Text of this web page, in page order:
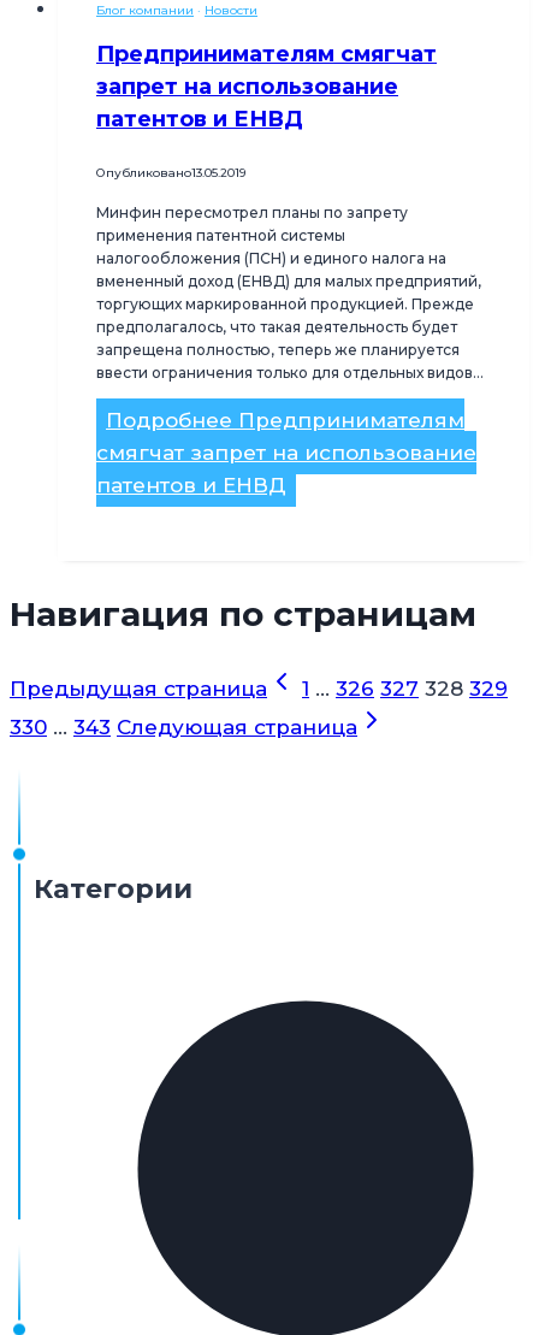
Блог компании · Новости
Предпринимателям смягчат
запрет на использование
патентов и ЕНВД
Опубликовано13.05.2019
Минфин пересмотрел планы по запрету
применения патентной системы
налогообложения (ПСН) и единого налога на
вмененный доход (ЕНВД) для малых предприятий,
торгующих маркированной продукцией. Прежде
предполагалось, что такая деятельность будет
запрещена полностью, теперь же планируется
ввести ограничения только для отдельных видов…
Подробнее Предпринимателям
смягчат запрет на использование
патентов и ЕНВД
Навигация по страницам
Предыдущая страница 1 … 326 327 328 329
330 … 343 Следующая страница
Категории